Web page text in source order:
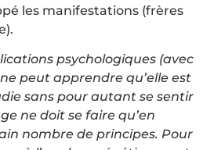
les manifestations (frères
psychologiques (avec
peut apprendre qu’elle est
sans pour autant se sentir
ne doit se faire qu’en
nombre de principes. Pour